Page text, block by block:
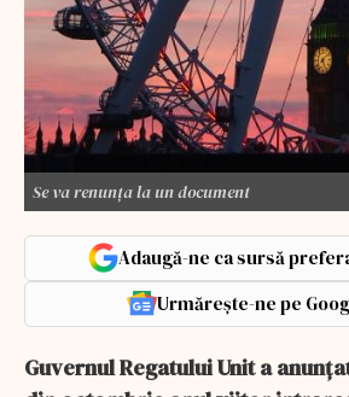
Se va renunța la un document
Adaugă-ne ca sursă
Urmărește-ne pe
Guvernul Regatului Unit a